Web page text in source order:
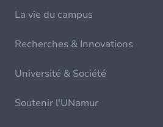
La vie du campus
Recherches & Innovations
Université & Société
Soutenir l'UNamur